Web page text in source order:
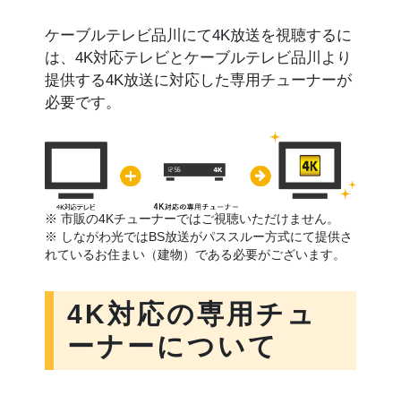
ケーブルテレビ品川にて4K放送を視聴するに
は、4K対応テレビとケーブルテレビ品川より
提供する4K放送に対応した専用チューナーが
必要です。
※ 市販の4Kチューナーではご視聴いただけません。
※ しながわ光ではBS放送がパススルー方式にて提供さ
れているお住まい（建物）である必要がございます。
4K対応の専用チュ
ーナーについて